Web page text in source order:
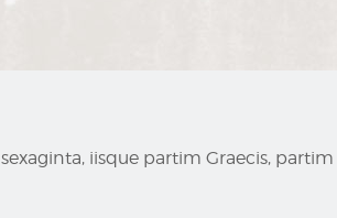
iisque partim Graecis,